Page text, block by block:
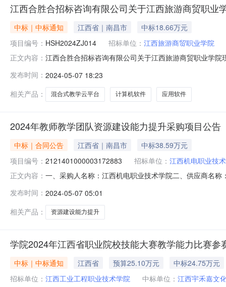
江西合胜合招标咨询有限公司关于江西旅游商贸职
中标｜中标通知 江西省｜南昌市
中标18.66万元
项目编号： HSH2024ZJ014 招标单位： 江西旅游商贸职业学院
正文内容： 江西合胜合招标咨询有限公司关于江西旅游商贸职业学
化传媒有限公司供应商地址：江西省南昌市高新技术开
务要求服务时间服务标
发布时间： 2024-05-07 18:23
相关产品：
混合式教学云平台 计算机软件 应用软件
2024年教师教学团队资源建设能力提升采购项目公告
中标｜合同公告 江西省｜南昌市
中标38.59万元
项目编号： 2121401000003172883 招标单位： 江西机电职业技
正文内容： 一、采购人名称：江西机电职业技术学院二、供应商名
1.00385880385880服务要求或标的基本概况：七、其它
经开区
发布时间： 2024-05-07 05:01
相关产品：
资源建设能力提升
学院2024年江西省职业院校技能大赛教学能力比赛
中标｜中标通知 江西省 预算25.10万元
中标24.75万元
招标单位： 江西工业工程职业技术学院 中标单位： 江西宇禾嘉文